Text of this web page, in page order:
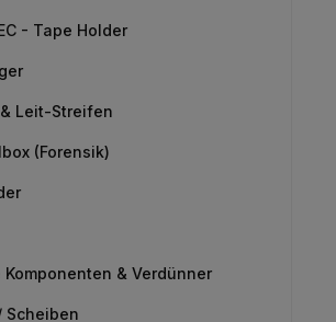
- Tape Holder
Leit-Streifen
(Forensik)
& Verdünner
Scheiben